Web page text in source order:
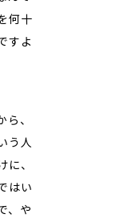
何十
すよ
、
う人
、
はい
、や